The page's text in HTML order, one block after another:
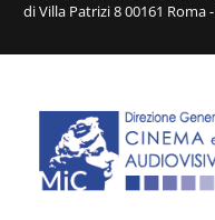
di Villa Patrizi 8 00161 Roma